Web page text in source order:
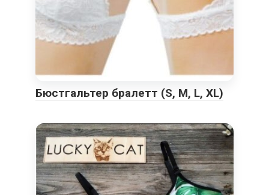
Бюстгальтер бралетт (S, M, L, XL)